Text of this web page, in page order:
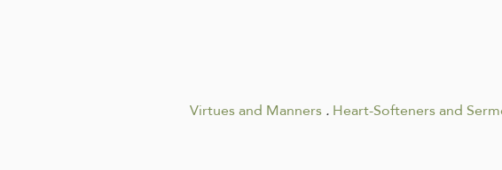
Virtues and Manners.Heart-Softeners and